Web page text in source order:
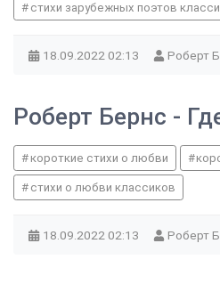
стихи зарубежных поэтов
18.09.2022 02:13 Роберт
Роберт Бернс -
короткие стихи о любви
стихи о любви классиков
18.09.2022 02:13 Роберт